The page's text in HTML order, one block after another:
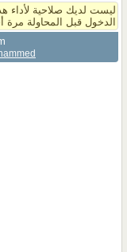
ليست لديك صلاحية لأداء
الدخول قبل المحاولة مرة